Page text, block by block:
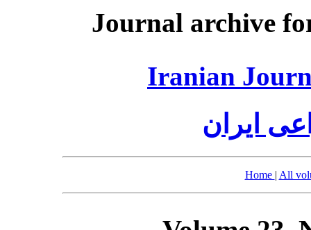
Journal archive
Iranian
ایران
Home | All